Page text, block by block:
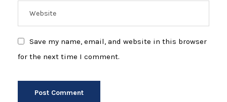
Save my name, email, and website in this browser
for the next time I comment.